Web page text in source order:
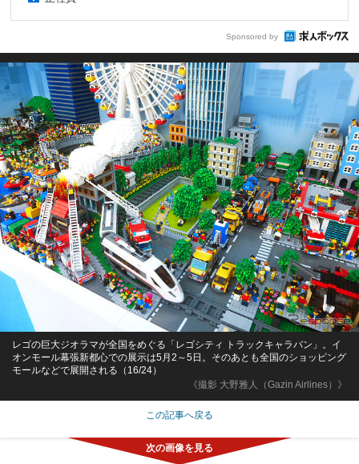
Sponsored by
《撮影 大野雅人（Gazin Airlines）》
レゴの巨大ジオラマが全国をめぐる「レゴシティ トラックキャラバン」。イ
オンモール幕張新都心での展示は5月2～5日。そのあとも全国のショッピング
モールなどで展開される（16/24）
この記事へ戻る